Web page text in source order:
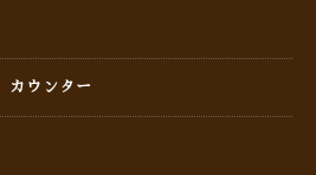
カウンター